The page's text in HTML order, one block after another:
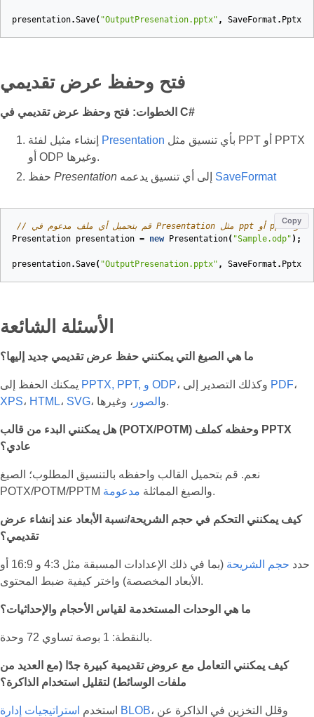
presentation.Save( "OutputPresenation.pptx" , SaveFormat . Pptx
فتح وحفظ عرض تقديمي
الخطوات: فتح وحفظ عرض تقديمي في C#
Presentation
أو ODP وغيرها.
Presentation SaveFormat
Copy
Presentation presentation = new Presentation( "Sample.odp" );
presentation.Save( "OutputPresenation.pptx" , SaveFormat . Pptx
الأسئلة الشائعة
ما هي الصيغ التي يمكنني حفظ عرض تقديمي جديد إليها؟
PPTX, PPT, و ODP PDF،
XPS، HTML، SVG ، و الصور ، وغيرها.
هل يمكنني البدء من قالب (POTX/POTM) وحفظه كملف PPTX
عادي؟
نعم. قم بتحميل القالب واحفظه بالتنسيق المطلوب؛ الصيغ
POTX/POTM/PPTM والصيغ المماثلة مدعومة .
كيف يمكنني التحكم في حجم الشريحة/نسبة الأبعاد عند إنشاء عرض
تقديمي؟
حدد حجم الشريحة
(بما في ذلك الإعدادات المسبقة مثل 4:3 و 16:9 أو
الأبعاد المخصصة) واختر كيفية ضبط المحتوى.
ما هي الوحدات المستخدمة لقياس الأحجام والإحداثيات؟
بالنقطة: 1 بوصة تساوي 72 وحدة.
كيف يمكنني التعامل مع عروض تقديمية كبيرة جدًا (مع العديد من
ملفات الوسائط) لتقليل استخدام الذاكرة؟
استخدم استراتيجيات إدارة BLOB، وقلل التخزين في الذاكرة عن